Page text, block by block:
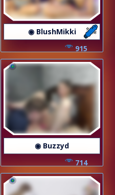
◉ BlushMikki
915
◉ Buzzyd
714